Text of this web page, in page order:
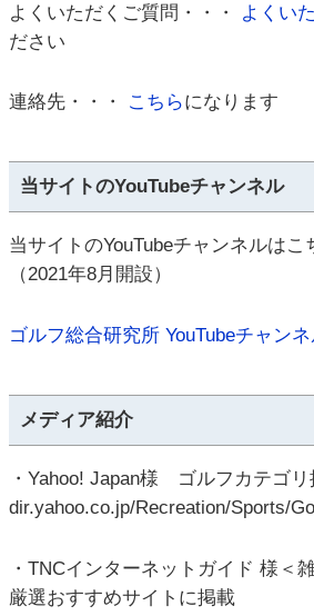
よくいただくご質問・・・ よくい
ださい
連絡先・・・ こちらになります
当サイトのYouTubeチャンネル
当サイトのYouTubeチャンネルはこ
（2021年8月開設）
ゴルフ総合研究所 YouTubeチャン
メディア紹介
・Yahoo! Japan様 ゴルフカテゴリ
dir.yahoo.co.jp/Recreation/Sports/
・TNCインターネットガイド 様＜
厳選おすすめサイトに掲載